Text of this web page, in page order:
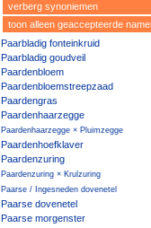
verberg synoniemen
toon alleen geaccepteerde
Paarbladig fonteinkruid
Paarbladig goudveil
Paardenbloem
Paardenbloemstreepzaad
Paardengras
Paardenhaarzegge
Paardenhaarzegge × Pluimzegge
Paardenhoefklaver
Paardenzuring
Paardenzuring × Krulzuring
Paarse / Ingesneden dovenetel
Paarse dovenetel
Paarse morgenster